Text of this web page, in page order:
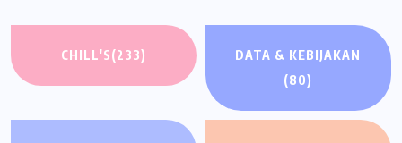
CHILL'S(233)
DATA & KEBIJAKAN
(80)